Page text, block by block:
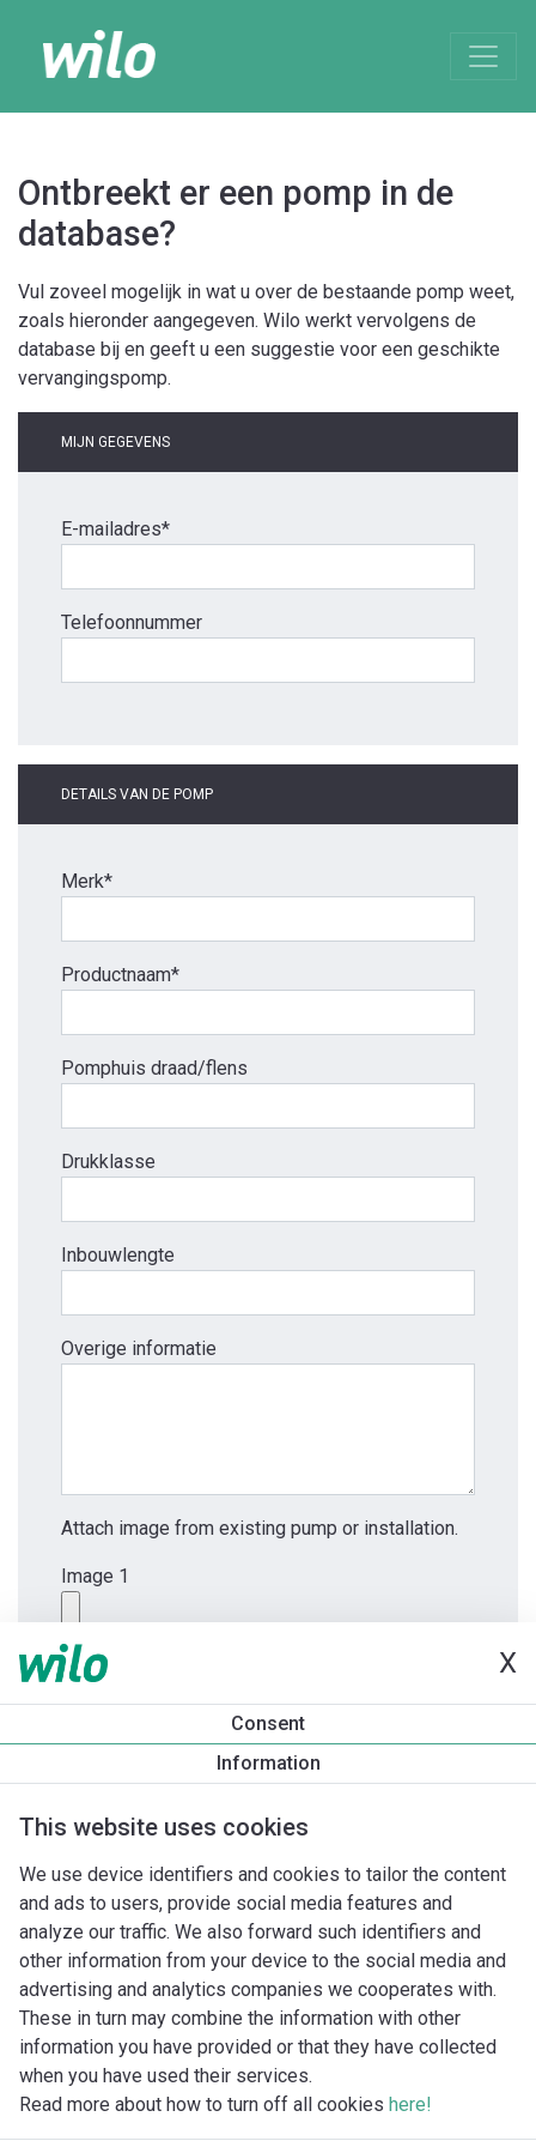
X
Consent
Information
This website uses cookies
We use device identifiers and cookies to tailor the content
and ads to users, provide social media features and
analyze our traffic. We also forward such identifiers and
other information from your device to the social media and
advertising and analytics companies we cooperates with.
These in turn may combine the information with other
information you have provided or that they have collected
when you have used their services.
Read more about how to turn off all cookies here!
Ontbreekt er een pomp in de
database?
Vul zoveel mogelijk in wat u over de bestaande pomp weet,
zoals hieronder aangegeven. Wilo werkt vervolgens de
database bij en geeft u een suggestie voor een geschikte
vervangingspomp.
MIJN GEGEVENS
E-mailadres*
Telefoonnummer
DETAILS VAN DE POMP
Merk*
Productnaam*
Pomphuis draad/flens
Drukklasse
Inbouwlengte
Overige informatie
Attach image from existing pump or installation.
Image 1
Image 2
* Verplichte velden
Versturen